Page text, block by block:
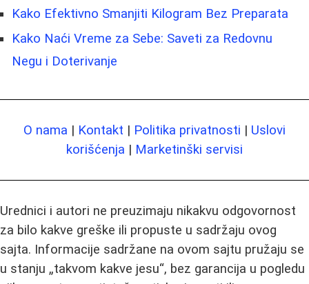
Kako Efektivno Smanjiti Kilogram Bez Preparata
Kako Naći Vreme za Sebe: Saveti za Redovnu
Negu i Doterivanje
O nama | Kontakt | Politika privatnosti | Uslovi
korišćenja | Marketinški servisi
Urednici i autori ne preuzimaju nikakvu odgovornost
za bilo kakve greške ili propuste u sadržaju ovog
sajta. Informacije sadržane na ovom sajtu pružaju se
u stanju „takvom kakve jesu“, bez garancija u pogledu